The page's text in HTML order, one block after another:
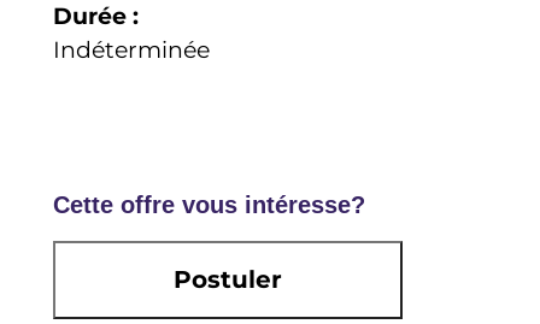
Durée :
Indéterminée
Cette offre vous intéresse?
Postuler